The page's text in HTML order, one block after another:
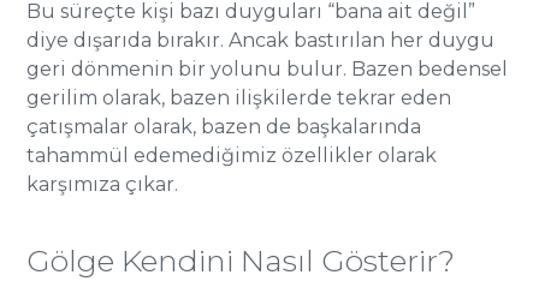
Bu süreçte kişi bazı duyguları “bana ait değil”
diye dışarıda bırakır. Ancak bastırılan her duygu
geri dönmenin bir yolunu bulur. Bazen bedensel
gerilim olarak, bazen ilişkilerde tekrar eden
çatışmalar olarak, bazen de başkalarında
tahammül edemediğimiz özellikler olarak
karşımıza çıkar.
Gölge Kendini Nasıl Gösterir?